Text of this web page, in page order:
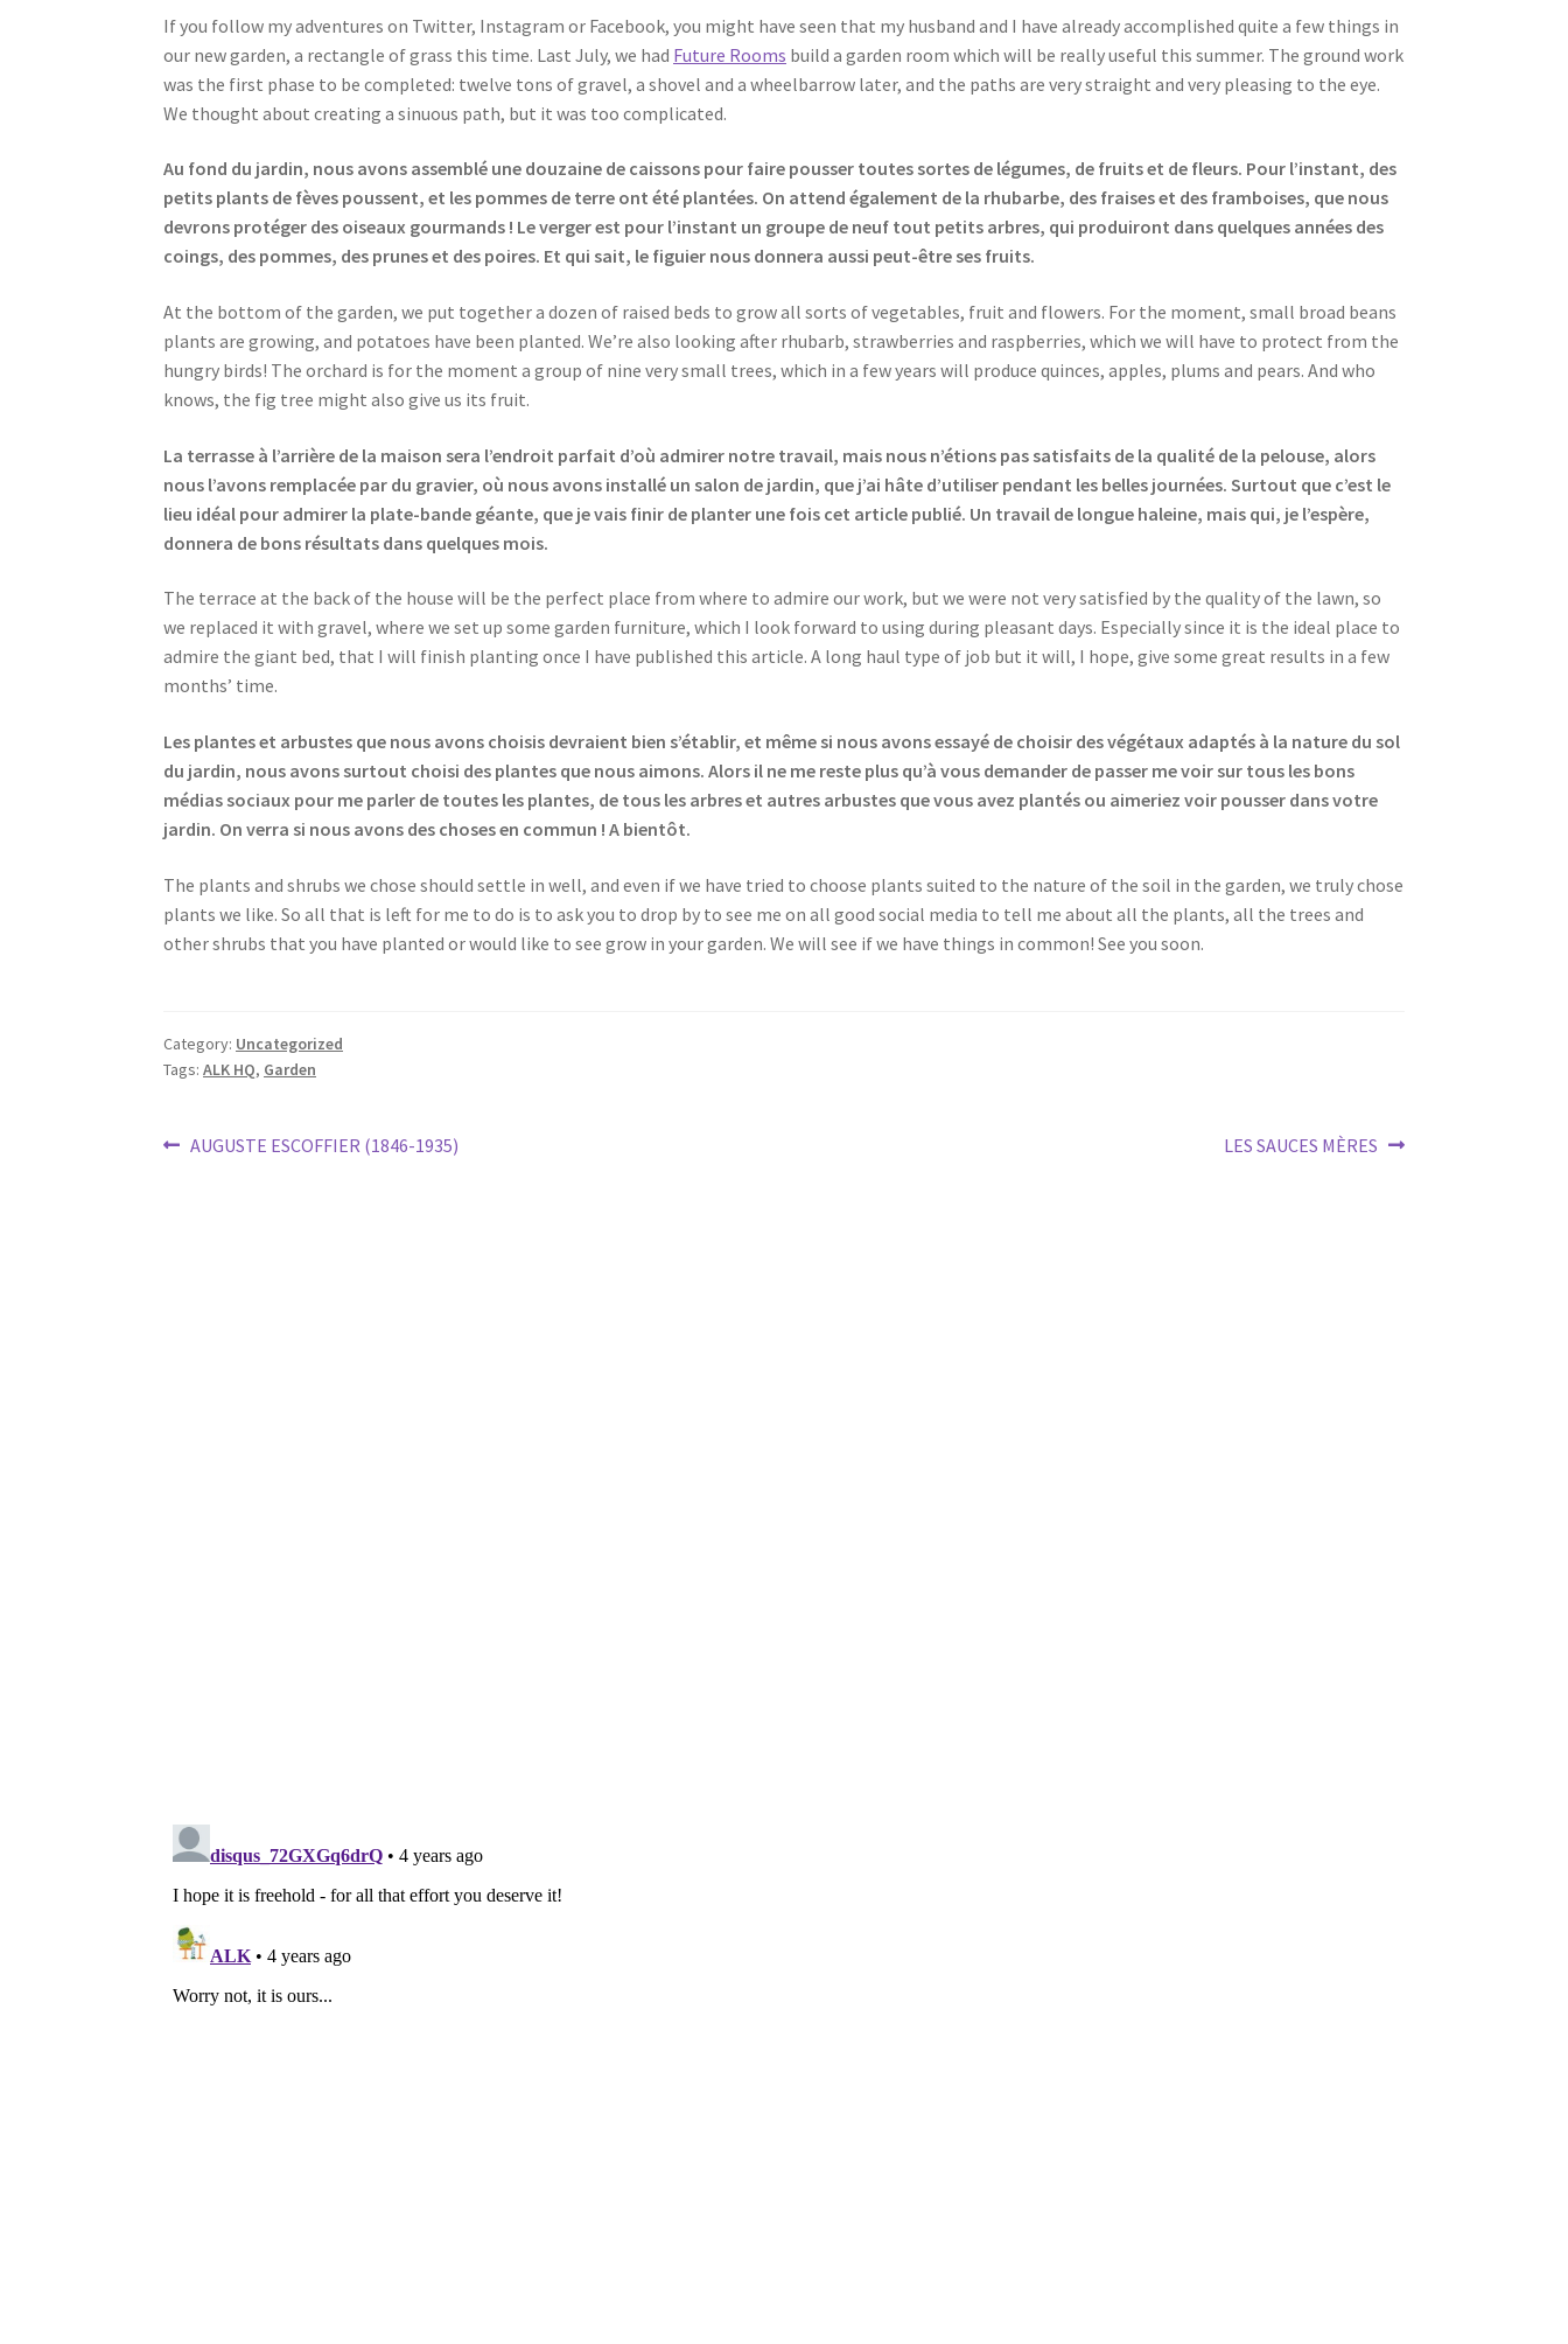
If you follow my adventures on Twitter, Instagram or Facebook, you might have seen that my husband and I have already accomplished quite a few things in
our new garden, a rectangle of grass this time. Last July, we had Future Rooms build a garden room which will be really useful this summer. The ground work
was the first phase to be completed: twelve tons of gravel, a shovel and a wheelbarrow later, and the paths are very straight and very pleasing to the eye.
We thought about creating a sinuous path, but it was too complicated.
Au fond du jardin, nous avons assemblé une douzaine de caissons pour faire pousser toutes sortes de légumes, de fruits et de fleurs. Pour l’instant, des
petits plants de fèves poussent, et les pommes de terre ont été plantées. On attend également de la rhubarbe, des fraises et des framboises, que nous
devrons protéger des oiseaux gourmands ! Le verger est pour l’instant un groupe de neuf tout petits arbres, qui produiront dans quelques années des
coings, des pommes, des prunes et des poires. Et qui sait, le figuier nous donnera aussi peut-être ses fruits.
At the bottom of the garden, we put together a dozen of raised beds to grow all sorts of vegetables, fruit and flowers. For the moment, small broad beans
plants are growing, and potatoes have been planted. We’re also looking after rhubarb, strawberries and raspberries, which we will have to protect from the
hungry birds! The orchard is for the moment a group of nine very small trees, which in a few years will produce quinces, apples, plums and pears. And who
knows, the fig tree might also give us its fruit.
La terrasse à l’arrière de la maison sera l’endroit parfait d’où admirer notre travail, mais nous n’étions pas satisfaits de la qualité de la pelouse, alors
nous l’avons remplacée par du gravier, où nous avons installé un salon de jardin, que j’ai hâte d’utiliser pendant les belles journées. Surtout que c’est le
lieu idéal pour admirer la plate-bande géante, que je vais finir de planter une fois cet article publié. Un travail de longue haleine, mais qui, je l’espère,
donnera de bons résultats dans quelques mois.
The terrace at the back of the house will be the perfect place from where to admire our work, but we were not very satisfied by the quality of the lawn, so
we replaced it with gravel, where we set up some garden furniture, which I look forward to using during pleasant days. Especially since it is the ideal place to
admire the giant bed, that I will finish planting once I have published this article. A long haul type of job but it will, I hope, give some great results in a few
months’ time.
Les plantes et arbustes que nous avons choisis devraient bien s’établir, et même si nous avons essayé de choisir des végétaux adaptés à la nature du sol
du jardin, nous avons surtout choisi des plantes que nous aimons. Alors il ne me reste plus qu’à vous demander de passer me voir sur tous les bons
médias sociaux pour me parler de toutes les plantes, de tous les arbres et autres arbustes que vous avez plantés ou aimeriez voir pousser dans votre
jardin. On verra si nous avons des choses en commun ! A bientôt.
The plants and shrubs we chose should settle in well, and even if we have tried to choose plants suited to the nature of the soil in the garden, we truly chose
plants we like. So all that is left for me to do is to ask you to drop by to see me on all good social media to tell me about all the plants, all the trees and
other shrubs that you have planted or would like to see grow in your garden. We will see if we have things in common! See you soon.
Category: Uncategorized
Tags:ALK HQ, Garden
Post
Previous
AUGUSTE ESCOFFIER (1846-1935)
Next
LES SAUCES MÈRES